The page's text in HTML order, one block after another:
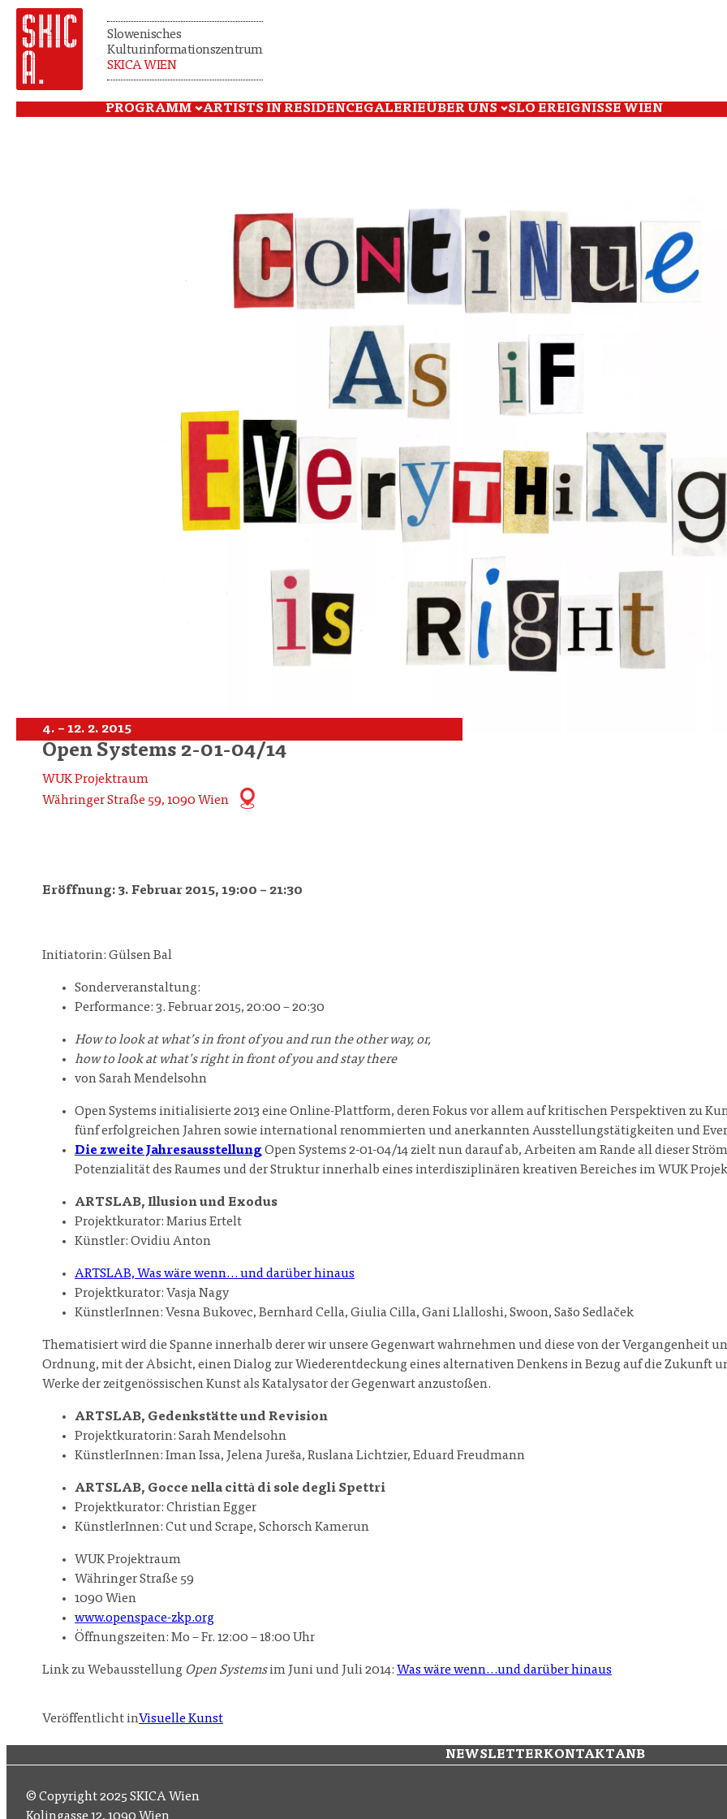
Slowenisches
Kulturinformationszentrum
SKICA WIEN
PROGRAMM ARTISTS IN RESIDENCEGALERIEÜBER UNS SLO EREIGNISSE WIEN
4. – 12. 2. 2015
Open Systems 2-01-04/14
WUK Projektraum
Währinger Straße 59, 1090 Wien
Eröffnung: 3. Februar 2015, 19:00 – 21:30
Initiatorin: Gülsen Bal
Sonderveranstaltung:
Performance: 3. Februar 2015, 20:00 – 20:30
How to look at what’s in front of you and run the other way, or,
how to look at what’s right in front of you and stay there
von Sarah Mendelsohn
Open Systems initialisierte 2013 eine Online-Plattform, deren Fokus vor allem auf kritischen Perspektiven zu
fünf erfolgreichen Jahren sowie international renommierten und anerkannten Ausstellungstätigkeiten und
Die zweite JahresausstellungOpen Systems 2-01-04/14 zielt nun darauf ab, Arbeiten am Rande all dieser
Potenzialität des Raumes und der Struktur innerhalb eines interdisziplinären kreativen Bereiches im WUK
ARTSLAB, Illusion und Exodus
Projektkurator: Marius Ertelt
Künstler: Ovidiu Anton
ARTSLAB, Was wäre wenn… und darüber hinaus
Projektkurator: Vasja Nagy
KünstlerInnen: Vesna Bukovec, Bernhard Cella, Giulia Cilla, Gani Llalloshi, Swoon, Sašo Sedlaček
Thematisiert wird die Spanne innerhalb derer wir unsere Gegenwart wahrnehmen und diese von der Vergangenheit
Ordnung, mit der Absicht, einen Dialog zur Wiederentdeckung eines alternativen Denkens in Bezug auf die Zukunft
Werke der zeitgenössischen Kunst als Katalysator der Gegenwart anzustoßen.
ARTSLAB, Gedenkstätte und Revision
Projektkuratorin: Sarah Mendelsohn
KünstlerInnen: Iman Issa, Jelena Jureša, Ruslana Lichtzier, Eduard Freudmann
ARTSLAB, Gocce nella città di sole degli Spettri
Projektkurator: Christian Egger
KünstlerInnen: Cut und Scrape, Schorsch Kamerun
WUK Projektraum
Währinger Straße 59
1090 Wien
www.openspace-zkp.org
Öffnungszeiten: Mo – Fr. 12:00 – 18:00 Uhr
Link zu Webausstellung Open Systemsim Juni und Juli 2014: Was wäre wenn…und darüber hinaus
Veröffentlicht inVisuelle Kunst
NEWSLETTERKONTAKTANB
© Copyright 2025 SKICA Wien
Kolingasse 12, 1090 Wien